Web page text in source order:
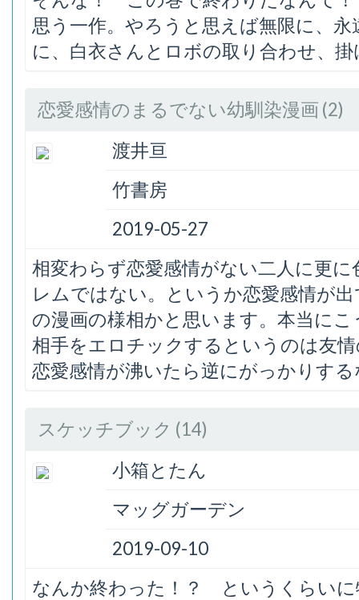
思う一作。やろうと思えば無限に、
に、白衣さんとロボの取り合わせ、
恋愛感情のまるでない幼馴染漫画 (2)
渡井亘
竹書房
2019-05-27
相変わらず恋愛感情がない二人に更
レムではない。というか恋愛感情が
の漫画の様相かと思います。本当に
相手をエロチックするというのは友
恋愛感情が沸いたら逆にがっかりす
スケッチブック (14)
小箱とたん
マッグガーデン
2019-09-10
なんか終わった！？ というくらい